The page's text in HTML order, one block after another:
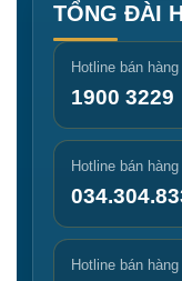
TỔNG ĐÀI
Hotline bán hàng
1900 3229
Hotline bán hàng
Hotline bán hàng